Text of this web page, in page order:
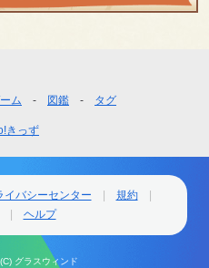
ム 図鑑 タグ
きっず
イバシーセンター
規約
ヘルプ
グラスウィンド